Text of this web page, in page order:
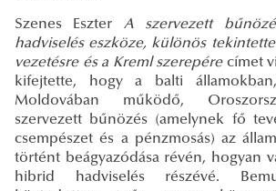
Szenes Eszter A szervezett
hadviselés eszköze, különös
vezetésre és a Kreml szerepérecímet
kifejtette, hogy a balti
Moldovában működő,
szervezett bűnözés (amelynek fő
csempészet és a pénzmosás) az
történt beágyazódása révén, hogyan
hibrid hadviselés részévé.